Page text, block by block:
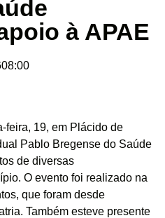
à APAE
08:00
feira, 19, em Plácido de
Pablo Bregense do Saúde
de diversas
O evento foi realizado na
que foram desde
Também esteve presente